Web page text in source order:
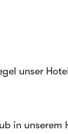
unser
in unserem